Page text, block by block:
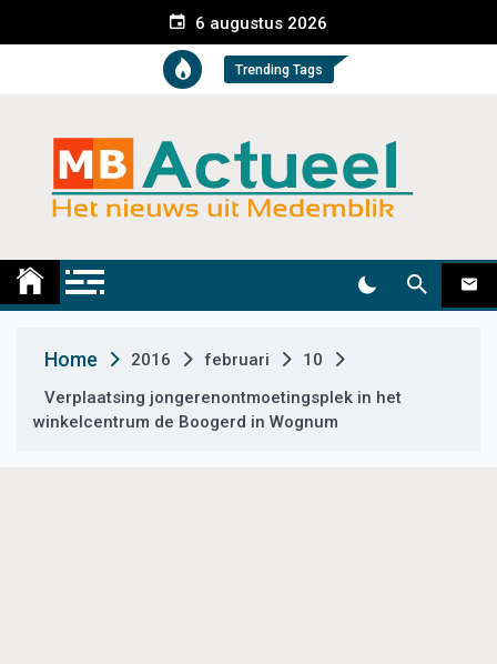
e
t
6 augustus 2026
Trending Tags
Medemblik Actueel
Home 2016 februari
10
Verplaatsing jongerenontmoetingsplek in het
winkelcentrum de Boogerd in Wognum